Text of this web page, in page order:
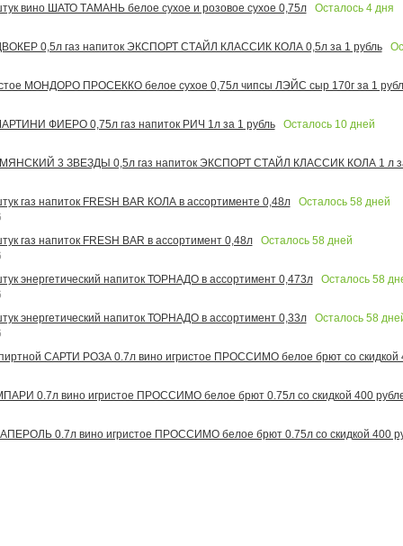
вино ШАТО ТАМАНЬ белое сухое и розовое сухое 0,75л Осталось 4дня
0,5л газ напиток ЭКСПОРТ СТАЙЛ КЛАССИК КОЛА 0,5л за 1 рубль
МОНДОРО ПРОСЕККО белое сухое 0,75л чипсы ЛЭЙС сыр 170г за 1
ФИЕРО 0,75л газ напиток РИЧ 1л за 1 рубль Осталось 10дней
3 ЗВЕЗДЫ 0,5л газ напиток ЭКСПОРТ СТАЙЛ КЛАССИК КОЛА 1 л
газ напиток FRESH BAR КОЛА в ассортименте 0,48л Осталось 58дней
газ напиток FRESH BAR в ассортимент 0,48л
Осталось 58дней
энергетический напиток ТОРНАДО в ассортимент 0,473л
Осталось 58
энергетический напиток ТОРНАДО в ассортимент 0,33л
Осталось 58
САРТИ РОЗА 0.7л вино игристое ПРОССИМО белое брют со скидкой
0.7л вино игристое ПРОССИМО белое брют 0.75л со скидкой 400
0.7л вино игристое ПРОССИМО белое брют 0.75л со скидкой 400